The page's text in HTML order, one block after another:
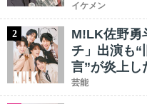
イケメン
2
M!LK佐野勇
チ」出演も“
言”が炎上し
芸能